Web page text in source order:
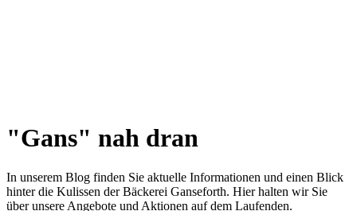
"Gans" nah dran
In unserem Blog finden Sie aktuelle Informationen und einen Blick
hinter die Kulissen der Bäckerei Ganseforth. Hier halten wir Sie
über unsere Angebote und Aktionen auf dem Laufenden.